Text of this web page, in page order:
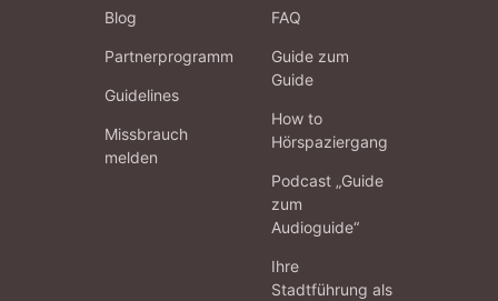
Blog
Partnerprogramm
Guidelines
Missbrauch
melden
FAQ
Guide zum
Guide
How to
Hörspaziergang
Podcast „Guide
zum
Audioguide“
Ihre
Stadtführung als